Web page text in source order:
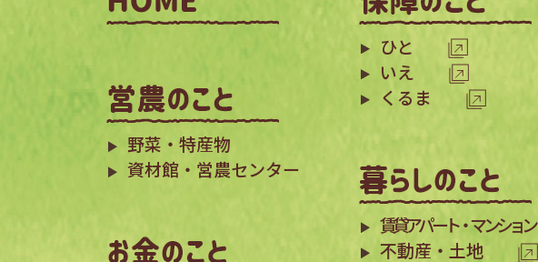
野菜・特産物
資材館・営農センター
ひと
いえ
くるま
賃貸アパート・マンション
不動産・土地